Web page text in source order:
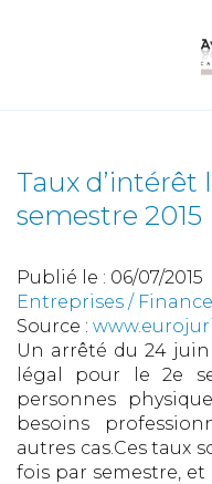
Taux d’intérêt
semestre 2015
Publié le : 06/07/2015
Entreprises /
Source :
Un arrêté du 24 juin
légal pour le 2e
personnes
besoins
autres cas.Ces taux
fois par semestre,